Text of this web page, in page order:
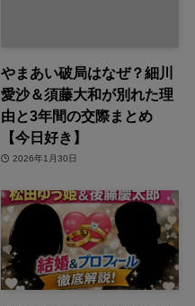
やまあい破局はなぜ？細川
愛沙＆須藤大和が別れた理
由と3年間の交際まとめ
【今日好き】
2026年1月30日